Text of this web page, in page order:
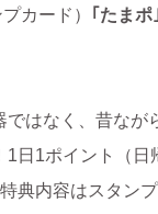
カード）
｢たまポ｣
はなく、昔なが
日1ポイント（日
典内容はスタン